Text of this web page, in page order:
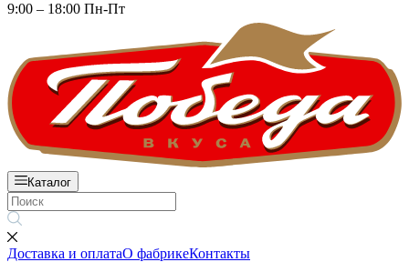
9:00 – 18:00 Пн-Пт
Каталог
Доставка и оплатаО фабрикеКонтакты